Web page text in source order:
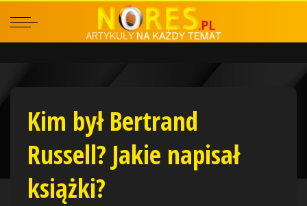
Kim był Bertrand
Russell? Jakie napisał
książki?